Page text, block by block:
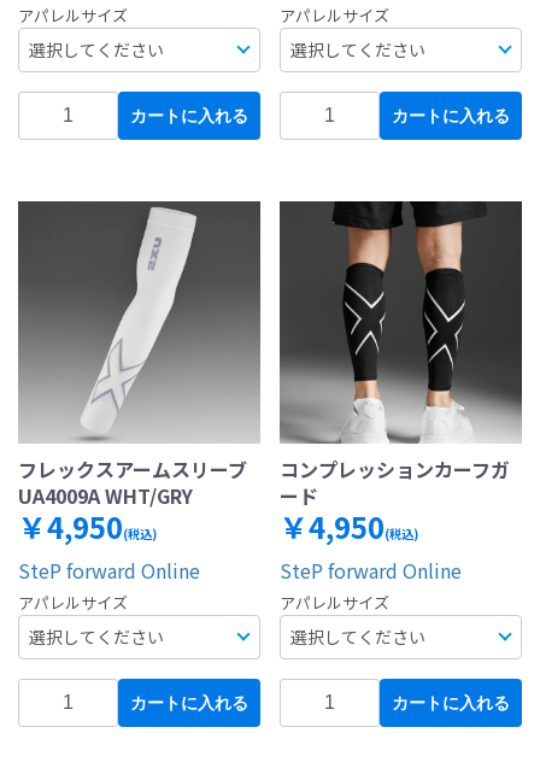
アパレルサイズ
カートに入れる
アパレルサイズ
カートに入れる
フレックスアームスリーブ
UA4009A WHT/GRY
￥4,950(税込)
SteP forward Online
アパレルサイズ
カートに入れる
コンプレッションカーフガ
ード
￥4,950(税込)
SteP forward Online
アパレルサイズ
カートに入れる